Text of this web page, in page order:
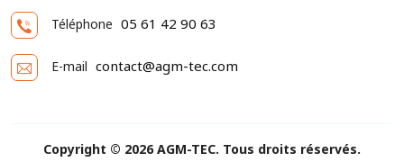
Téléphone 05 61 42 90 63
E-mail contact@agm-tec.com
Copyright © 2026 AGM-TEC. Tous droits réservés.